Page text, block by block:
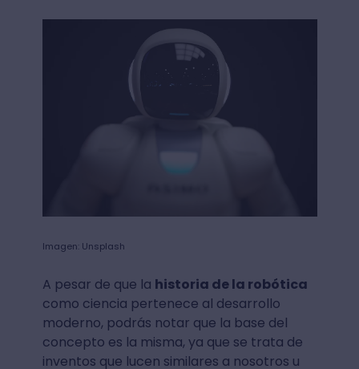
Imagen: Unsplash
A pesar de que la historia de la robótica
como ciencia pertenece al desarrollo
moderno, podrás notar que la base del
concepto es la misma, ya que se trata de
inventos que lucen similares a nosotros u